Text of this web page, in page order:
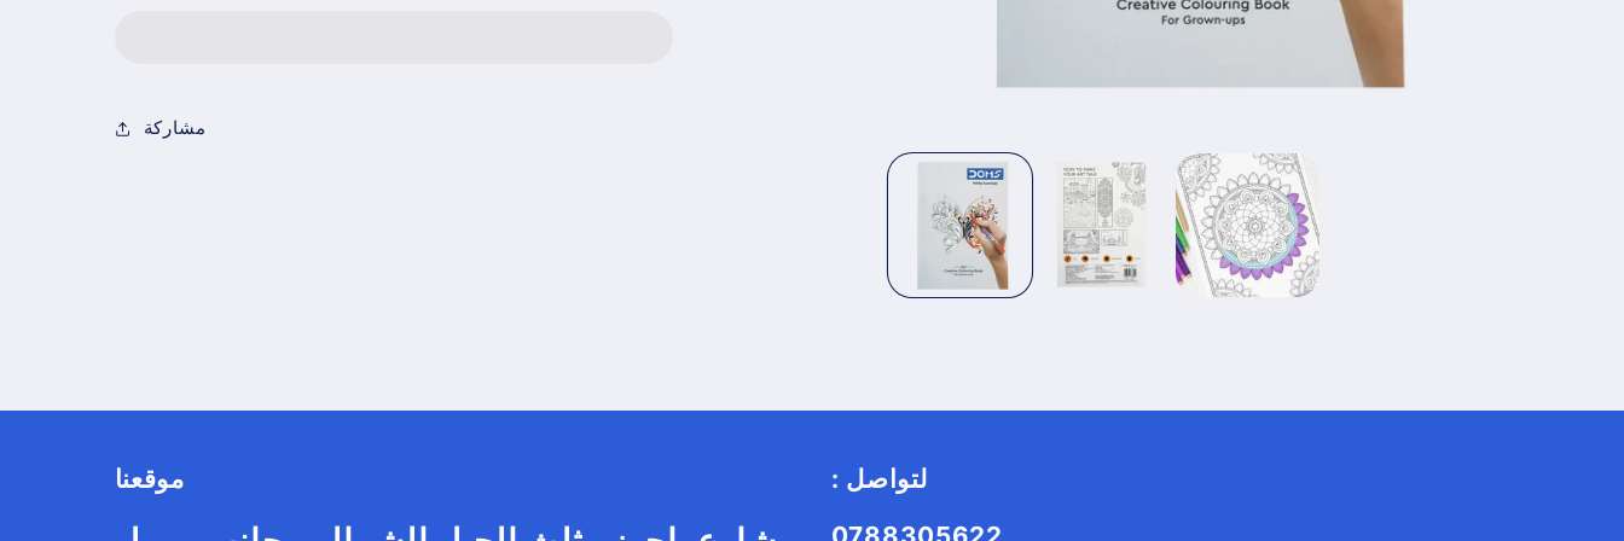
مشاركة
موقعنا
: لتواصل